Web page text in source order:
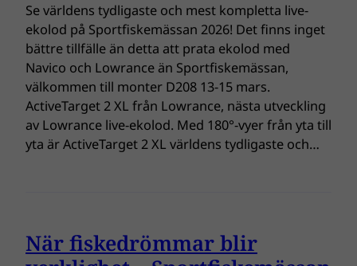
Se världens tydligaste och mest kompletta live-
ekolod på Sportfiskemässan 2026! Det finns inget
bättre tillfälle än detta att prata ekolod med
Navico och Lowrance än Sportfiskemässan,
välkommen till monter D208 13-15 mars.
ActiveTarget 2 XL från Lowrance, nästa utveckling
av Lowrance live-ekolod. Med 180°-vyer från yta till
yta är ActiveTarget 2 XL världens tydligaste och…
När fiskedrömmar blir